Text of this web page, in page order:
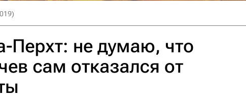
Перхт: не думаю, что
сам отказался от